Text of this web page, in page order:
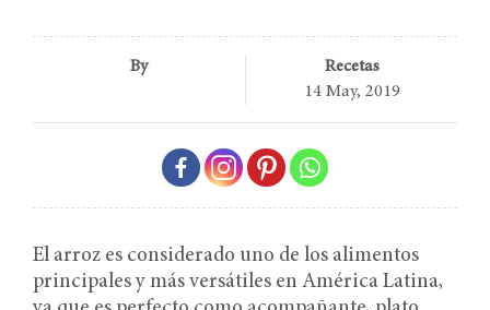
By
Recetas
14 May, 2019
El arroz es considerado uno de los alimentos
principales y más versátiles en América Latina,